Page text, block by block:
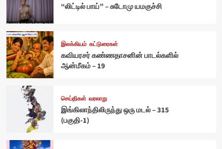
“லிட்டில் பாய்” – சுடோமு யமகுச்சி
இலக்கியம் கட்டுரைகள்
கவியரசர் கண்ணதாசனின் பாடல்களில்
ஆன்மீகம் – 19
செய்திகள் வரலாறு
இங்கிலாந்திலிருந்து ஒரு மடல் – 315
(பகுதி-1)